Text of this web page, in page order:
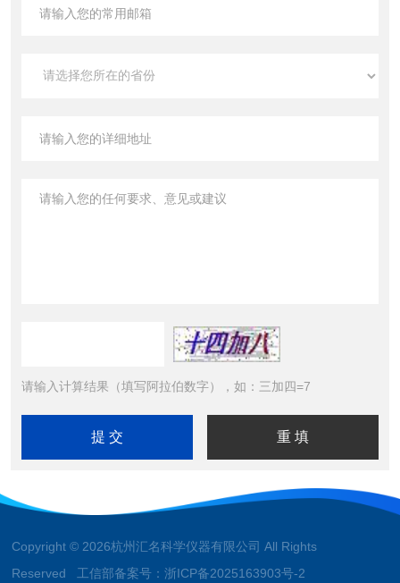
请输入计算结果（填写阿拉伯数字），如：三加四=7
Copyright © 2026杭州汇名科学仪器有限公司 All Rights
Reserved 工信部备案号：浙ICP备2025163903号-2